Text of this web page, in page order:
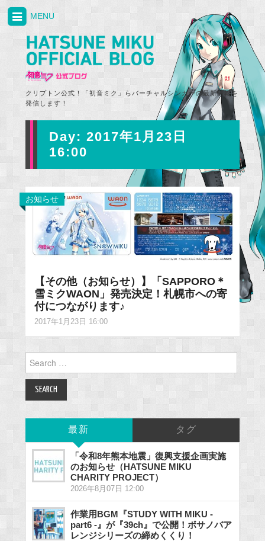
クリプトン公式！「初音ミク」らバーチャルシンガーの最新情報を
発信します！
MENU
Day: 2017年1月23日
16:00
お知らせ
【その他（お知らせ）】「SAPPORO＊
雪ミクWAON」発売決定！札幌市への寄
付につながります♪
2017年1月23日 16:00
for:
最新 タグ
「令和8年熊本地震」復興支援企画実施
のお知らせ（HATSUNE MIKU
CHARITY PROJECT）
2026年8月07日 12:00
作業用BGM『STUDY WITH MIKU -
part6 -』が『39ch』で公開！ボサノバア
レンジシリーズの締めくくり！